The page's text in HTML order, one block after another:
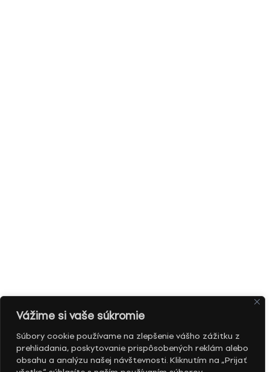
Vážime si vaše súkromie
Súbory cookie používame na zlepšenie vášho zážitku z
prehliadania, poskytovanie prispôsobených reklám alebo
obsahu a analýzu našej návštevnosti. Kliknutím na „Prijať